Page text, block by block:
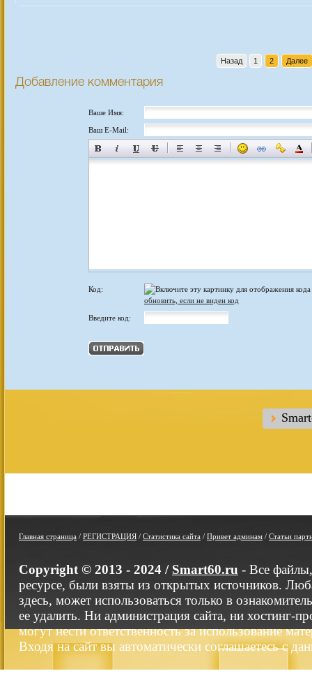
Назад 1 2 Далее
Добавление комментария
Ваше Имя:
Ваш E-Mail:
Код:
обновить, если не виден код
Введите код:
Главная страница / РЕГИСТРАЦИЯ / Статистика сайта / Привет админам / Статьи
Copyright © 2013 - 2024 / Smart60.ru - Все
ресурсе, были взяты из открытых источников.
здесь, может использоваться только в
ее удалить. Ни администрация сайта, ни хостинг-
могут нести ответственность за использование
Входя на сайт вы автоматически соглашаетесь с